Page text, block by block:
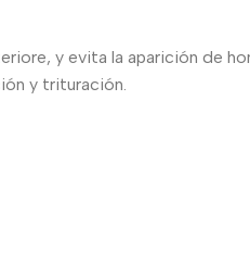
y evita la aparición de
y trituración.